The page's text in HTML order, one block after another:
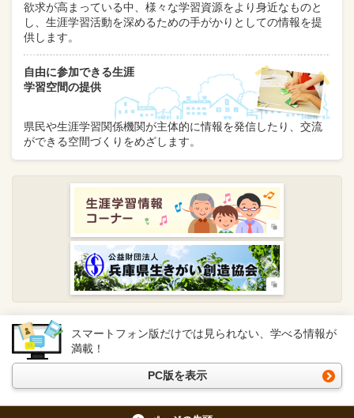
欲求が高まっている中、様々な学習資源をより身近なものと
し、生涯学習活動を深めるための手がかりとしての情報を提
供します。
自由に参加できる生涯
学習空間の提供
県民や生涯学習関係機関が主体的に情報を発信したり、交流
ができる空間づくりをめざします。
スマートフォン版だけでは見られない、学べる情報が
満載！
PC版を表示